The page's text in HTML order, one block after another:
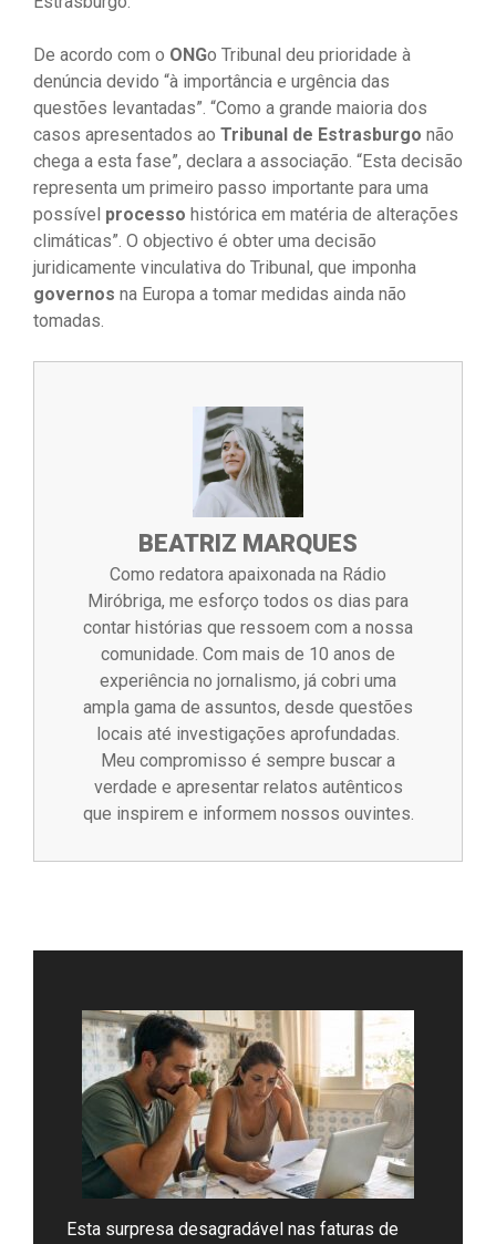
De acordo com o ONGo Tribunal deu prioridade à
denúncia devido “à importância e urgência das
questões levantadas”. “Como a grande maioria dos
casos apresentados ao Tribunal de Estrasburgo não
chega a esta fase”, declara a associação. “Esta decisão
representa um primeiro passo importante para uma
possível processo histórica em matéria de alterações
climáticas”. O objectivo é obter uma decisão
juridicamente vinculativa do Tribunal, que imponha
governos na Europa a tomar medidas ainda não
tomadas.
BEATRIZ MARQUES
Como redatora apaixonada na Rádio
Miróbriga, me esforço todos os dias para
contar histórias que ressoem com a nossa
comunidade. Com mais de 10 anos de
experiência no jornalismo, já cobri uma
ampla gama de assuntos, desde questões
locais até investigações aprofundadas.
Meu compromisso é sempre buscar a
verdade e apresentar relatos autênticos
que inspirem e informem nossos ouvintes.
Esta surpresa desagradável nas faturas de